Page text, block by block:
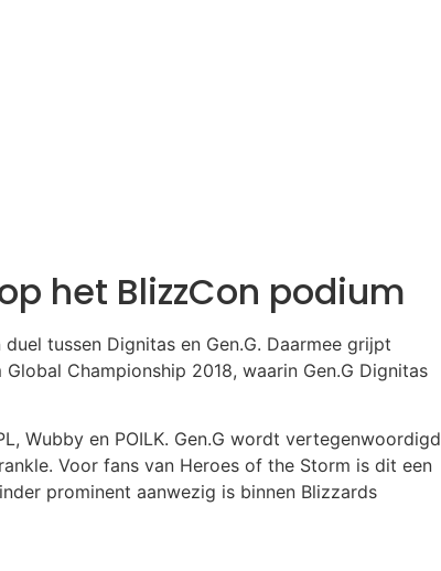
het BlizzCon podium
tussen Dignitas en Gen.G. Daarmee grijpt
Championship 2018, waarin Gen.G Dignitas
Wubby en POILK. Gen.G wordt vertegenwoordigd
Voor fans van Heroes of the Storm is dit een
prominent aanwezig is binnen Blizzards